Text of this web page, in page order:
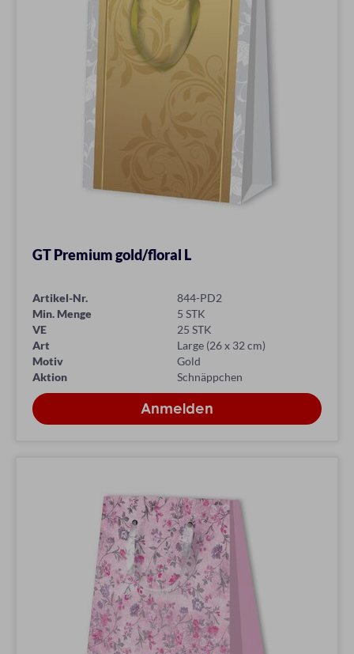
GT Premium gold/floral L
Artikel-Nr.
844-PD2
Min. Menge
5 STK
VE
25 STK
Art
Large (26 x 32 cm)
Motiv
Gold
Aktion
Schnäppchen